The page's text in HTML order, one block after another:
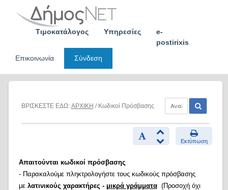
Τιμοκατάλογος Υπηρεσίες
e-
postirixis
Επικοινωνία
Σύνδεση
ΒΡΙΣΚΕΣΤΕ ΕΔΩ: ΑΡΧΙΚΗ / Κωδικοί Πρόσβασης
Εκτύπωση
Απαιτούνται κωδικοί πρόσβασης
- Παρακαλούμε πληκτρολογήστε τους κωδικούς πρόσβασης
με λατινικούς χαρακτήρες - μικρά γράμματα(Προσοχή όχι